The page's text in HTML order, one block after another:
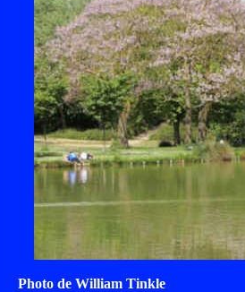
Photo de William Tinkle